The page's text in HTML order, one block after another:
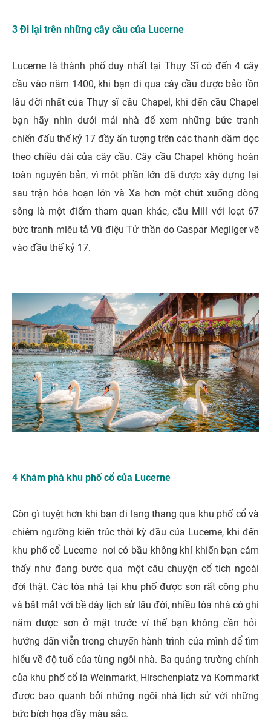
3 Đi lại trên những cây cầu của Lucerne
Lucerne là thành phố duy nhất tại Thụy Sĩ có đến 4 cây
cầu vào năm 1400, khi bạn đi qua cây cầu được bảo tồn
lâu đời nhất của Thụy sĩ cầu Chapel, khi đến cầu Chapel
bạn hãy nhìn dưới mái nhà để xem những bức tranh
chiến đấu thế kỷ 17 đầy ấn tượng trên các thanh dầm dọc
theo chiều dài của cây cầu. Cây cầu Chapel không hoàn
toàn nguyên bản, vì một phần lớn đã được xây dựng lại
sau trận hỏa hoạn lớn và Xa hơn một chút xuống dòng
sông là một điểm tham quan khác, cầu Mill với loạt 67
bức tranh miêu tả Vũ điệu Tử thần do Caspar Megliger vẽ
vào đầu thế kỷ 17.
4 Khám phá khu phố cổ của Lucerne
Còn gì tuyệt hơn khi bạn đi lang thang qua khu phố cổ và
chiêm ngưỡng kiến ​​trúc thời kỳ đầu của Lucerne, khi đến
khu phố cổ Lucerne nơi có bầu không khí khiến bạn cảm
thấy như đang bước qua một câu chuyện cổ tích ngoài
đời thật. Các tòa nhà tại khu phố được sơn rất công phu
và bắt mắt với bề dày lịch sử lâu đời, nhiều tòa nhà có ghi
năm được sơn ở mặt trước ví thế bạn không cần hỏi
hướng dấn viễn trong chuyến hành trình của mình để tìm
hiểu về độ tuổ của từng ngôi nhà. Ba quảng trường chính
của khu phố cổ là Weinmarkt, Hirschenplatz và Kornmarkt
được bao quanh bởi những ngôi nhà lịch sử với những
bức bích họa đầy màu sắc.